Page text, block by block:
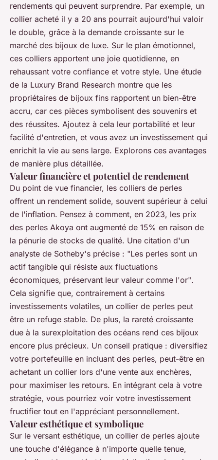
rendements qui peuvent surprendre. Par exemple, un
collier acheté il y a 20 ans pourrait aujourd'hui valoir
le double, grâce à la demande croissante sur le
marché des bijoux de luxe. Sur le plan émotionnel,
ces colliers apportent une joie quotidienne, en
rehaussant votre confiance et votre style. Une étude
de la Luxury Brand Research montre que les
propriétaires de bijoux fins rapportent un bien-être
accru, car ces pièces symbolisent des souvenirs et
des réussites. Ajoutez à cela leur portabilité et leur
facilité d'entretien, et vous avez un investissement qui
enrichit la vie au sens large. Explorons ces avantages
de manière plus détaillée.
Valeur financière et potentiel de rendement
Du point de vue financier, les colliers de perles
offrent un rendement solide, souvent supérieur à celui
de l'inflation. Pensez à comment, en 2023, les prix
des perles Akoya ont augmenté de 15% en raison de
la pénurie de stocks de qualité. Une citation d'un
analyste de Sotheby's précise : "Les perles sont un
actif tangible qui résiste aux fluctuations
économiques, préservant leur valeur comme l'or".
Cela signifie que, contrairement à certains
investissements volatiles, un collier de perles peut
être un refuge stable. De plus, la rareté croissante
due à la surexploitation des océans rend ces bijoux
encore plus précieux. Un conseil pratique : diversifiez
votre portefeuille en incluant des perles, peut-être en
achetant un collier lors d'une vente aux enchères,
pour maximiser les retours. En intégrant cela à votre
stratégie, vous pourriez voir votre investissement
fructifier tout en l'appréciant personnellement.
Valeur esthétique et symbolique
Sur le versant esthétique, un collier de perles ajoute
une touche d'élégance à n'importe quelle tenue,